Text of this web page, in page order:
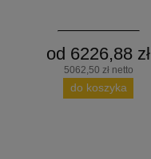
od 6226,88 zł
5062,50 zł netto
do koszyka